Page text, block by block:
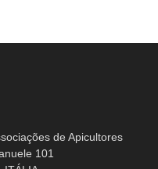
de Apicultores
101